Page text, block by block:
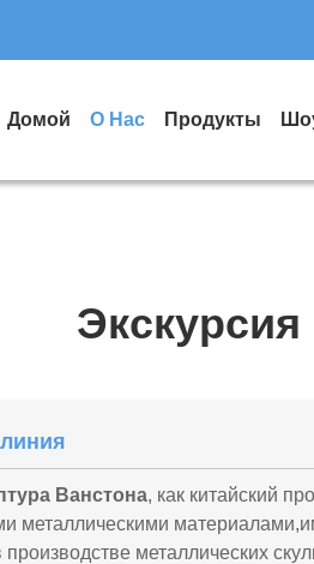
Домой О Нас Продукты
Ванстона, как китайский
металлическими
металлических